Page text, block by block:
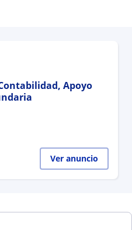
Apoyo
Ver anuncio